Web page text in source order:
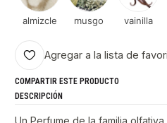
almizcle musgo vainilla
Agregar a la lista de
COMPARTIR ESTE PRODUCTO
DESCRIPCIÓN
Un Perfume de la familia